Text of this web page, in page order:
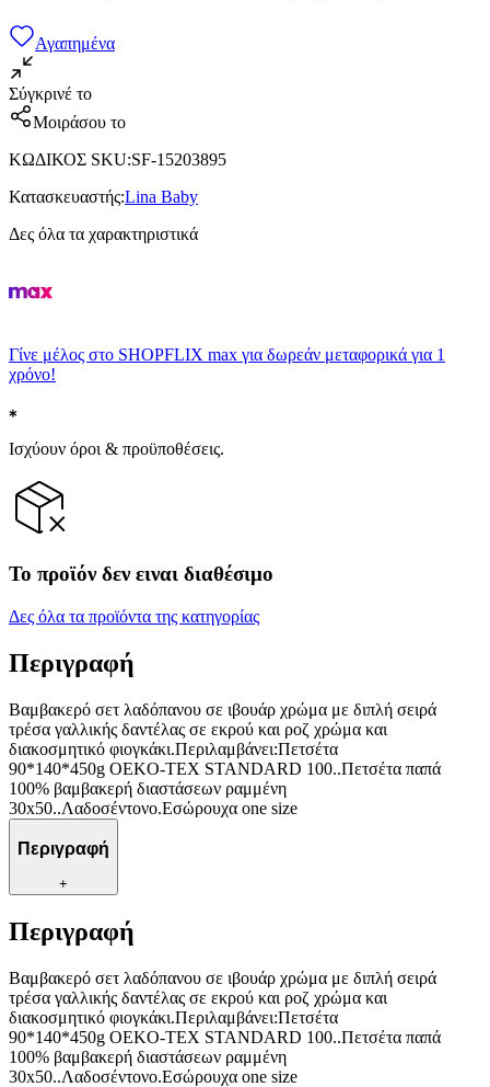
Αγαπημένα
Σύγκρινέ το
Μοιράσου το
ΚΩΔΙΚΟΣ SKU:SF-15203895
Κατασκευαστής:Lina Baby
Δες όλα τα χαρακτηριστικά
Γίνε μέλος στο SHOPFLIX max για δωρεάν μεταφορικά για 1
χρόνο!
Ισχύουν όροι & προϋποθέσεις.
Το προϊόν δεν ειναι διαθέσιμο
Δες όλα τα προϊόντα της κατηγορίας
Περιγραφή
Βαμβακερό σετ λαδόπανου σε ιβουάρ χρώμα με διπλή σειρά
τρέσα γαλλικής δαντέλας σε εκρού και ροζ χρώμα και
διακοσμητικό φιογκάκι.Περιλαμβάνει:Πετσέτα
90*140*450g OEKO-TEX STANDARD 100..Πετσέτα παπά
100% βαμβακερή διαστάσεων ραμμένη
30x50..Λαδοσέντονο.Εσώρουχα one size
Περιγραφή
+
Περιγραφή
Βαμβακερό σετ λαδόπανου σε ιβουάρ χρώμα με διπλή σειρά
τρέσα γαλλικής δαντέλας σε εκρού και ροζ χρώμα και
διακοσμητικό φιογκάκι.Περιλαμβάνει:Πετσέτα
90*140*450g OEKO-TEX STANDARD 100..Πετσέτα παπά
100% βαμβακερή διαστάσεων ραμμένη
30x50..Λαδοσέντονο.Εσώρουχα one size